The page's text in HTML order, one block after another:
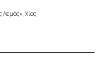
Χίος